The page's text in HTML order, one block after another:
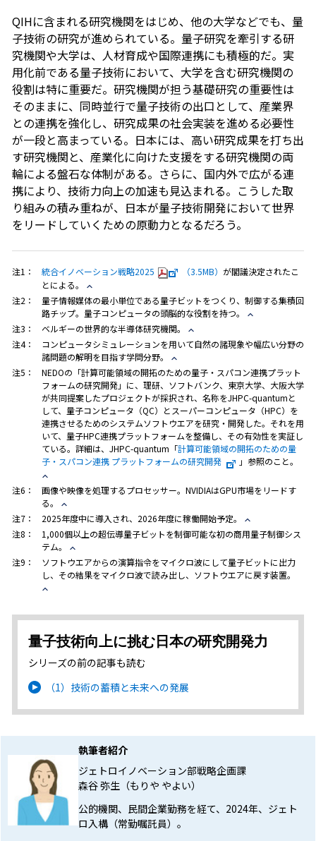
QIHに含まれる研究機関をはじめ、他の大学などでも、量
子技術の研究が進められている。量子研究を牽引する研
究機関や大学は、人材育成や国際連携にも積極的だ。実
用化前である量子技術において、大学を含む研究機関の
役割は特に重要だ。研究機関が担う基礎研究の重要性は
そのままに、同時並行で量子技術の出口として、産業界
との連携を強化し、研究成果の社会実装を進める必要性
が一段と高まっている。日本には、高い研究成果を打ち出
す研究機関と、産業化に向けた支援をする研究機関の両
輪による盤石な体制がある。さらに、国内外で広がる連
携により、技術力向上の加速も見込まれる。こうした取
り組みの積み重ねが、日本が量子技術開発において世界
をリードしていくための原動力となるだろう。
注1： 統合イノベーション戦略2025 （3.5MB） が閣議決定されたこ
とによる。
注2：
量子情報媒体の最小単位である量子ビットをつくり、制御する集積回
路チップ。量子コンピュータの頭脳的な役割を持つ。
注3：
ベルギーの世界的な半導体研究機関。
注4：
コンピュータシミュレーションを用いて自然の諸現象や幅広い分野の
諸問題の解明を目指す学問分野。
注5：
NEDOの「計算可能領域の開拓のための量子・スパコン連携プラット
フォームの研究開発」に、理研、ソフトバンク、東京大学、大阪大学
が共同提案したプロジェクトが採択され、名称をJHPC-quantumと
して、量子コンピュータ（QC）とスーパーコンピュータ（HPC）を
連携させるためのシステムソフトウエアを研究・開発した。それを用
いて、量子HPC連携プラットフォームを整備し、その有効性を実証し
ている。詳細は、JHPC-quantum「計算可能領域の開拓のための量
子・スパコン連携 プラットフォームの研究開発
」参照のこと。
注6：
画像や映像を処理するプロセッサー。NVIDIAはGPU市場をリードす
る。
注7：
2025年度中に導入され、2026年度に稼働開始予定。
注8：
1,000個以上の超伝導量子ビットを制御可能な初の商用量子制御シス
テム。
注9：
ソフトウエアからの演算指令をマイクロ波にして量子ビットに出力
し、その結果をマイクロ波で読み出し、ソフトウエアに戻す装置。
量子技術向上に挑む日本の研究開発力
シリーズの前の記事も読む
（1）技術の蓄積と未来への発展
執筆者紹介
ジェトロイノベーション部戦略企画課
森谷 弥生（もりや やよい）
公的機関、民間企業勤務を経て、2024年、ジェト
ロ入構（常勤嘱託員）。